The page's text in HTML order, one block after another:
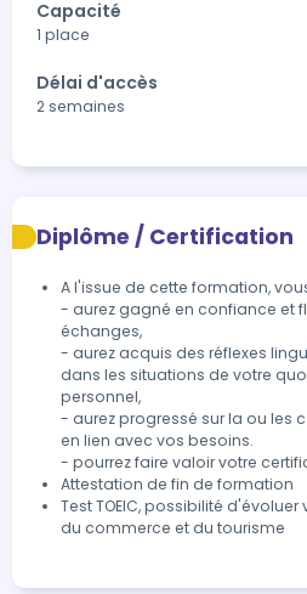
Capacité
1 place
Délai d'accès
2 semaines
Diplôme / Certification
A l'issue de cette formation,
- aurez gagné en confiance et
échanges,
- aurez acquis des réflexes
dans les situations de votre
personnel,
- aurez progressé sur la ou les
en lien avec vos besoins.
- pourrez faire valoir votre
Attestation de fin de formation
Test TOEIC, possibilité
du commerce et du tourisme